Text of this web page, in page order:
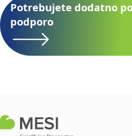
Potrebujete dodatno
podporo